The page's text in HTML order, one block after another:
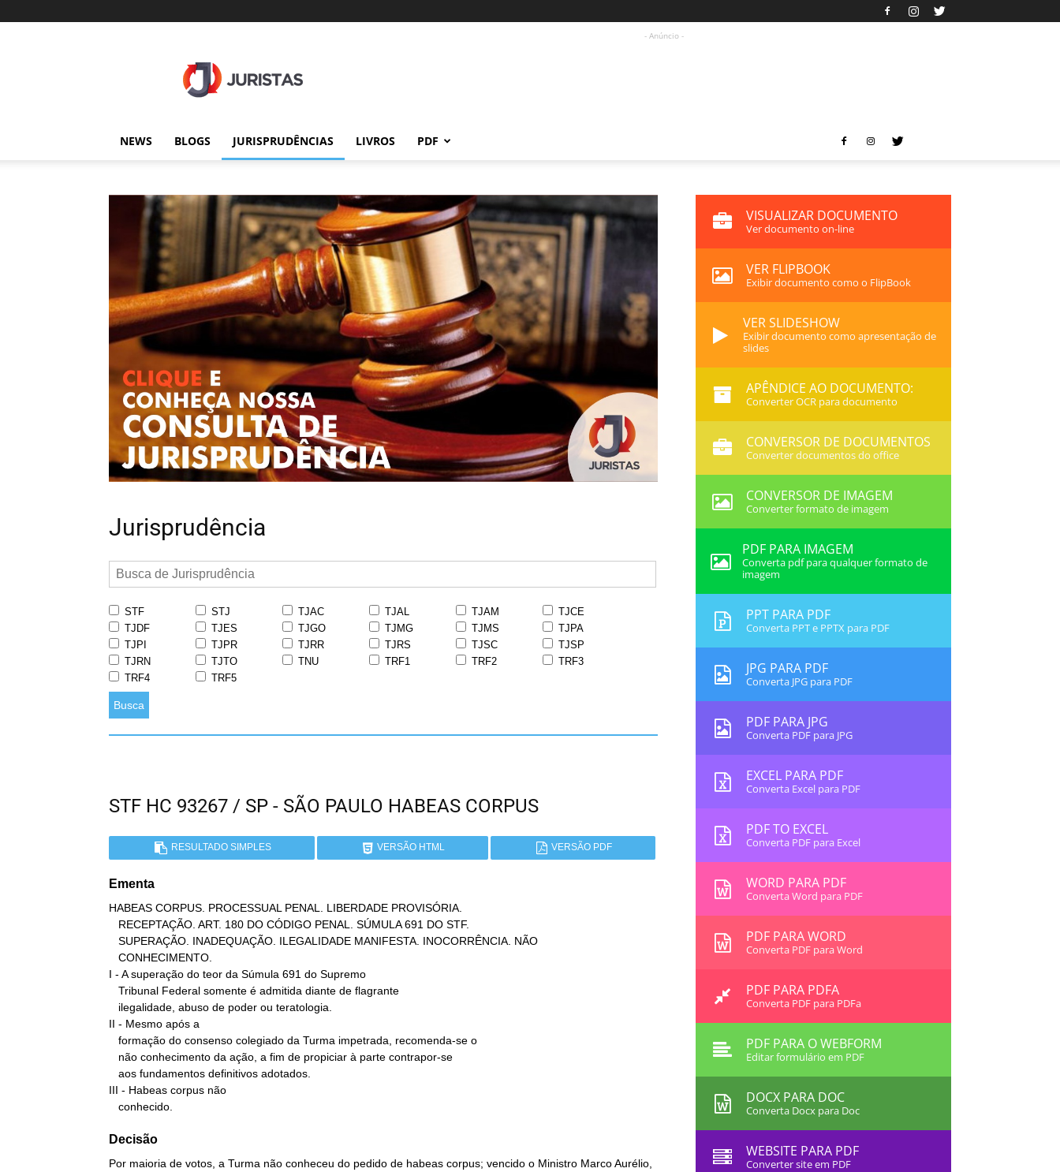
- Anúncio -
NEWS BLOGS JURISPRUDÊNCIAS LIVROS PDF
Jurisprudência
STF STJ TJAC TJAL TJAM
TJCE
TJDF
TJES TJGO TJMG TJMS
TJPA
TJPI
TJPR TJRR TJRS TJSC
TJSP
TJRN
TJTO TNU TRF1 TRF2
TRF3
TRF4
TRF5
Busca
STF HC 93267 / SP - SÃO PAULO HABEAS CORPUS
RESULTADO SIMPLES VERSÃO HTML VERSÃO PDF
Ementa
HABEAS CORPUS. PROCESSUAL PENAL. LIBERDADE PROVISÓRIA.
I - A superação do teor da Súmula 691 do Supremo
II - Mesmo após a
III - Habeas corpus não
   conhecido.
Decisão
Por maioria de votos, a Turma não conheceu do pedido de habeas corpus; vencido o Ministro Marco Aurélio,
VISUALIZAR DOCUMENTO
Ver documento on-line
VER FLIPBOOK
Exibir documento como o FlipBook
VER SLIDESHOW
Exibir documento como apresentação de
slides
APÊNDICE AO DOCUMENTO:
Converter OCR para documento
CONVERSOR DE DOCUMENTOS
Converter documentos do office
CONVERSOR DE IMAGEM
Converter formato de imagem
PDF PARA IMAGEM
Converta pdf para qualquer formato de
imagem
PPT PARA PDF
Converta PPT e PPTX para PDF
JPG PARA PDF
Converta JPG para PDF
PDF PARA JPG
Converta PDF para JPG
EXCEL PARA PDF
Converta Excel para PDF
PDF TO EXCEL
Converta PDF para Excel
WORD PARA PDF
Converta Word para PDF
PDF PARA WORD
Converta PDF para Word
PDF PARA PDFA
Converta PDF para PDFa
PDF PARA O WEBFORM
Editar formulário em PDF
DOCX PARA DOC
Converta Docx para Doc
WEBSITE PARA PDF
Converter site em PDF